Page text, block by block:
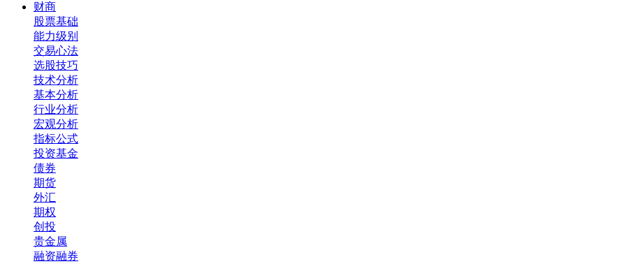
财商
股票基础
能力级别
交易心法
选股技巧
技术分析
基本分析
行业分析
宏观分析
指标公式
投资基金
债券
期货
外汇
期权
创投
贵金属
融资融券